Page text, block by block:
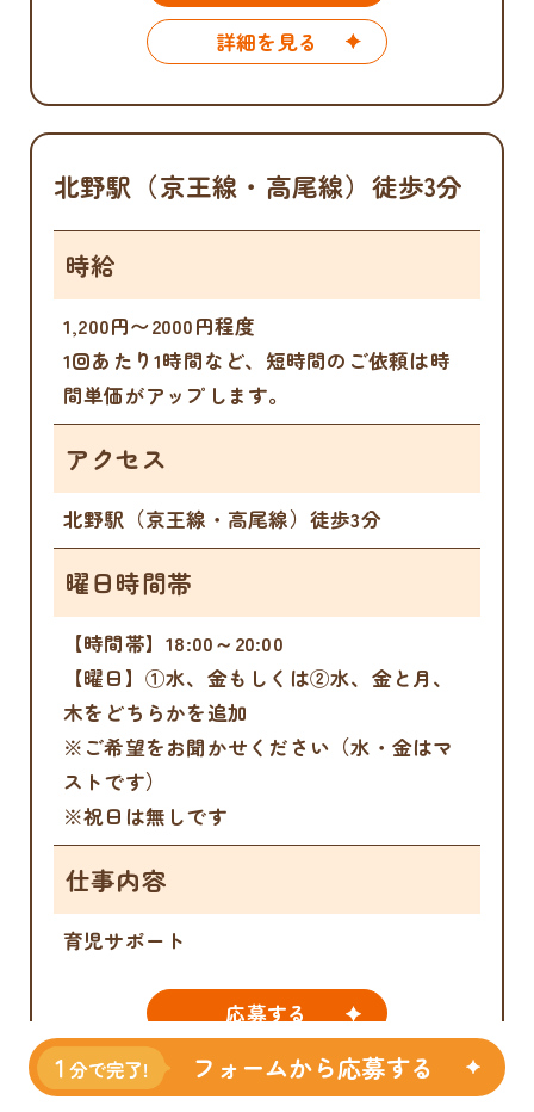
詳細を見る
北野駅（京王線・高尾線）徒歩3分
時給
1,200円〜2000円程度
1回あたり1時間など、短時間のご依頼は時
間単価がアップします。
アクセス
北野駅（京王線・高尾線）徒歩3分
曜日時間帯
【時間帯】18:00～20:00
【曜日】①水、金もしくは②水、金と月、
木をどちらかを追加
※ご希望をお聞かせください（水・金はマ
ストです）
※祝日は無しです
仕事内容
育児サポート
応募する
詳細を見る
フォームから応募する